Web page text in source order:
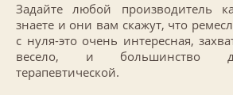
Задайте любой производитель
знаете и они вам скажут, что
с нуля-это очень интересная,
весело, и большинство
терапевтической.